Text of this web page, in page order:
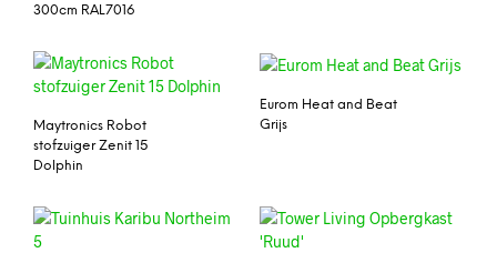
300cm RAL7016
Maytronics Robot
stofzuiger Zenit 15
Dolphin
Eurom Heat and Beat
Grijs